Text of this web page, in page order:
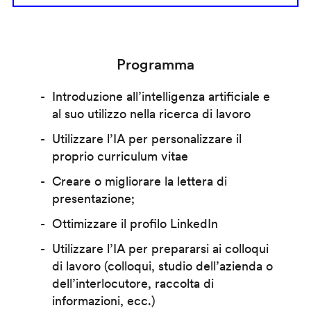
Programma
Introduzione all’intelligenza artificiale e
al suo utilizzo nella ricerca di lavoro
Utilizzare l’IA per personalizzare il
proprio curriculum vitae
Creare o migliorare la lettera di
presentazione;
Ottimizzare il profilo LinkedIn
Utilizzare l’IA per prepararsi ai colloqui
di lavoro (colloqui, studio dell’azienda o
dell’interlocutore, raccolta di
informazioni, ecc.)